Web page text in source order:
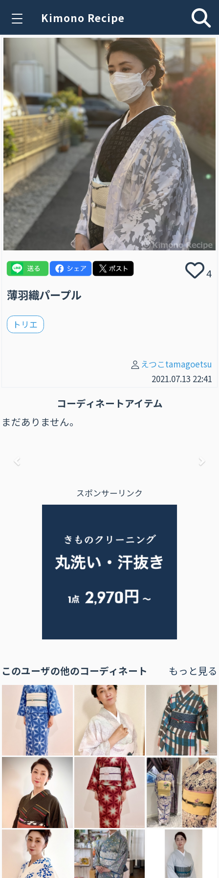
Kimono Recipe
4
薄羽織パープル
トリエ
えつこtamagoetsu
2021.07.13 22:41
コーディネートアイテム
まだありません。
スポンサーリンク
このユーザの他のコーディネート もっと見る